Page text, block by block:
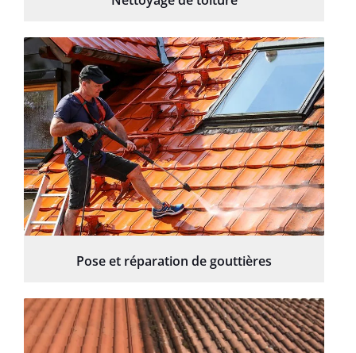
Pose et réparation de gouttières